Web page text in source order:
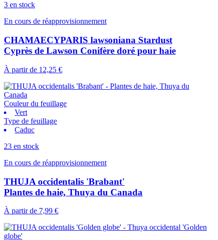
3 en stock
En cours de réapprovisionnement
CHAMAECYPARIS lawsoniana Stardust
Cyprès de Lawson Conifère doré pour haie
À partir de 12,25 €
Couleur du feuillage
Vert
Type de feuillage
Caduc
23 en stock
En cours de réapprovisionnement
THUJA occidentalis 'Brabant'
Plantes de haie, Thuya du Canada
À partir de 7,99 €